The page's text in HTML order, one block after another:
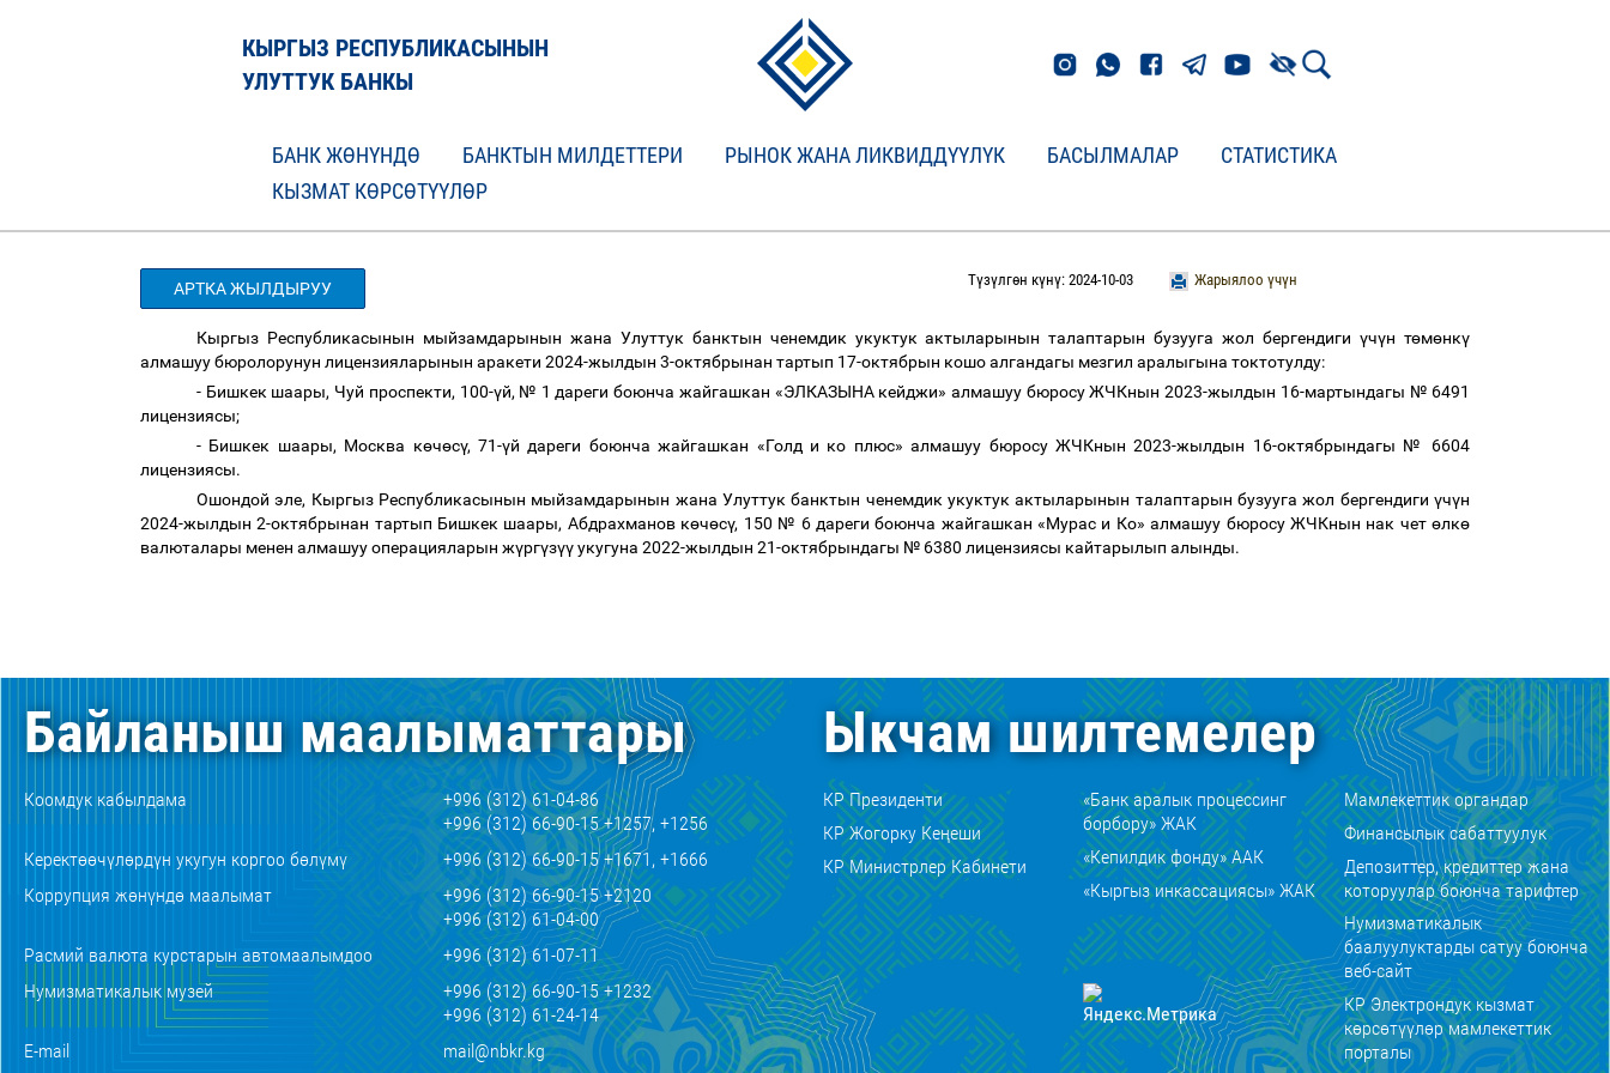
КЫРГЫЗ РЕСПУБЛИКАСЫНЫН
УЛУТТУК БАНКЫ
БАНК ЖӨНҮНДӨ БАНКТЫН МИЛДЕТТЕРИ РЫНОК ЖАНА ЛИКВИДДҮҮЛҮК БАСЫЛМАЛАР
СТАТИСТИКА
КЫЗМАТ КӨРСӨТҮҮЛӨР
АРТКА ЖЫЛДЫРУУ Жарыялоо үчүн
Түзүлгөн күнү: 2024-10-03
Кыргыз Республикасынын мыйзамдарынын жана Улуттук банктын ченемдик укуктук актыларынын талаптарын бузууга жол бергендигиүчүн төмөнкү
алмашуу бюролорунун лицензияларынын аракети 2024-жылдын 3-октябрынан тартып 17-октябрын кошо алгандагы мезгил аралыгына токтотулду:
- Бишкек шаары, Чуй проспекти, 100-үй, № 1 дареги боюнча жайгашкан «ЭЛКАЗЫНА кейджи» алмашуу бюросу ЖЧКнын 2023-жылдын 16-мартындагы № 6491
лицензиясы;
- Бишкек шаары, Москва көчөсү, 71-үй дареги боюнча жайгашкан «Голд и ко плюс» алмашуу бюросу ЖЧКнын 2023-жылдын 16-октябрындагы № 6604
лицензиясы.
Ошондой эле, Кыргыз Республикасынын мыйзамдарынын жана Улуттук банктын ченемдик укуктук актыларынын талаптарын бузууга жол бергендиги үчүн
2024-жылдын 2-октябрынан тартып Бишкек шаары, Абдрахманов көчөсү, 150 № 6 дареги боюнча жайгашкан «Мурас и Ко» алмашуу бюросу ЖЧКнын нак четөлкө
валюталары менен алмашуу операцияларын жүргүзүүукугуна 2022-жылдын 21-октябрындагы № 6380 лицензиясы кайтарылып алынды.
Байланыш маалыматтары
Коомдук кабылдама
+996 (312) 61-04-86
+996 (312) 66-90-15 +1257, +1256
Керектөөчүлөрдүн укугун коргоо бөлүмү
+996 (312) 66-90-15 +1671, +1666
Коррупция жөнүндө маалымат
+996 (312) 66-90-15 +2120
+996 (312) 61-04-00
Расмий валюта курстарын автомаалымдоо
+996 (312) 61-07-11
Нумизматикалык музей
+996 (312) 66-90-15 +1232
+996 (312) 61-24-14
E-mail
mail@nbkr.kg
Ыкчам шилтемелер
КР Президенти
КР Жогорку Кеңеши
КР Министрлер Кабинети
«Банк аралык процессинг
борбору» ЖАК
«Кепилдик фонду» ААК
«Кыргыз инкассациясы» ЖАК
Мамлекеттик органдар
Финансылык сабаттуулук
Депозиттер, кредиттер жана
которуулар боюнча тарифтер
Нумизматикалык
баалуулуктарды сатуу боюнча
веб-сайт
КР Электрондук кызмат
көрсөтүүлөр мамлекеттик
порталы